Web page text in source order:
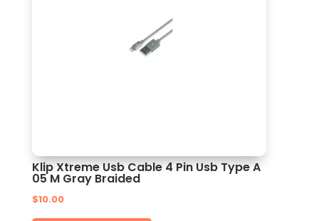
Klip Xtreme Usb Cable 4 Pin Usb Type A
05 M Gray Braided
$10.00